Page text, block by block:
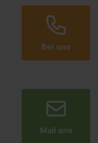
Bel ons
Mail ons